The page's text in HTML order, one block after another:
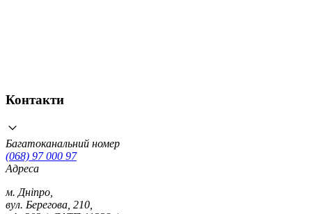
Контакти
Багатоканальний номер
(068) 97 000 97
Адреса
м. Дніпро,
вул. Берегова, 210,